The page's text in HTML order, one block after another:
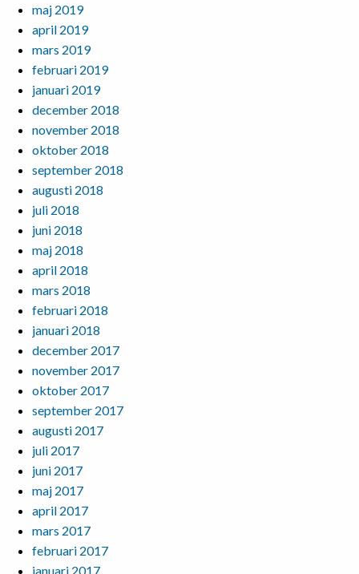
maj 2019
april 2019
mars 2019
februari 2019
januari 2019
december 2018
november 2018
oktober 2018
september 2018
augusti 2018
juli 2018
juni 2018
maj 2018
april 2018
mars 2018
februari 2018
januari 2018
december 2017
november 2017
oktober 2017
september 2017
augusti 2017
juli 2017
juni 2017
maj 2017
april 2017
mars 2017
februari 2017
januari 2017